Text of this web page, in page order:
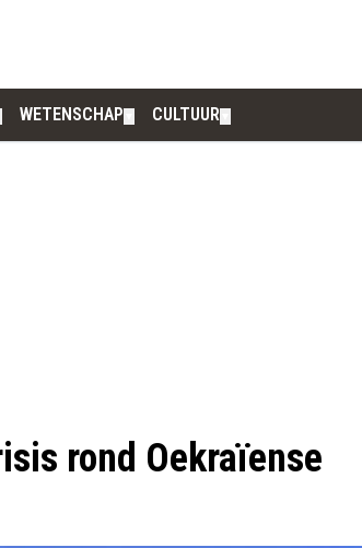
WETENSCHAP CULTUUR
rond Oekraïense